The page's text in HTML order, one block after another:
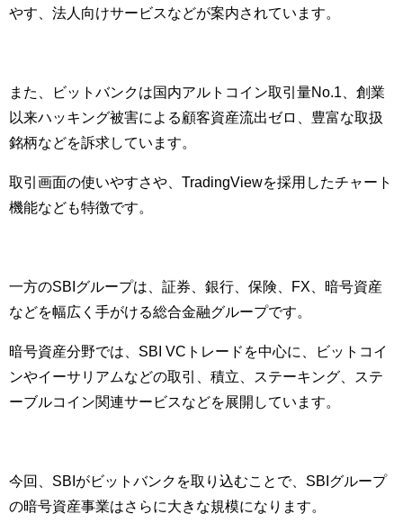
やす、法人向けサービスなどが案内されています。
また、ビットバンクは国内アルトコイン取引量No.1、創業
以来ハッキング被害による顧客資産流出ゼロ、豊富な取扱
銘柄などを訴求しています。
取引画面の使いやすさや、TradingViewを採用したチャート
機能なども特徴です。
一方のSBIグループは、証券、銀行、保険、FX、暗号資産
などを幅広く手がける総合金融グループです。
暗号資産分野では、SBI VCトレードを中心に、ビットコイ
ンやイーサリアムなどの取引、積立、ステーキング、ステ
ーブルコイン関連サービスなどを展開しています。
今回、SBIがビットバンクを取り込むことで、SBIグループ
の暗号資産事業はさらに大きな規模になります。